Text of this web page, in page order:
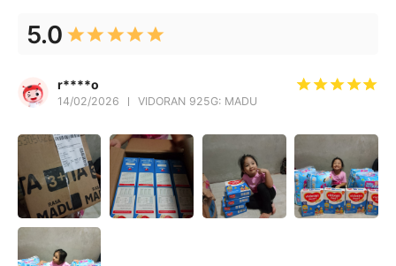
5.0
r****o
14/02/2026 VIDORAN 925G: MADU